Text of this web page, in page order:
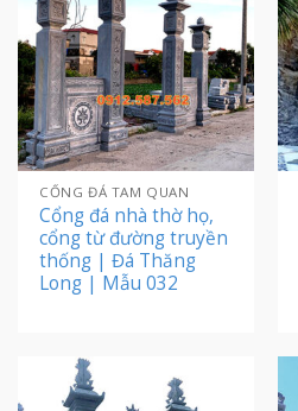
CỔNG ĐÁ TAM QUAN
Cổng đá nhà thờ họ,
cổng từ đường truyền
thống | Đá Thăng
Long | Mẫu 032